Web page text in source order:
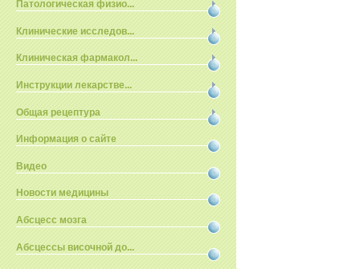
Патологическая физио...
Клинические исследов...
Клиническая фармакол...
Инструкции лекарстве...
Общая рецептура
Информация о сайте
Видео
Новости медицины
Абсцесс мозга
Абсцессы височной до...